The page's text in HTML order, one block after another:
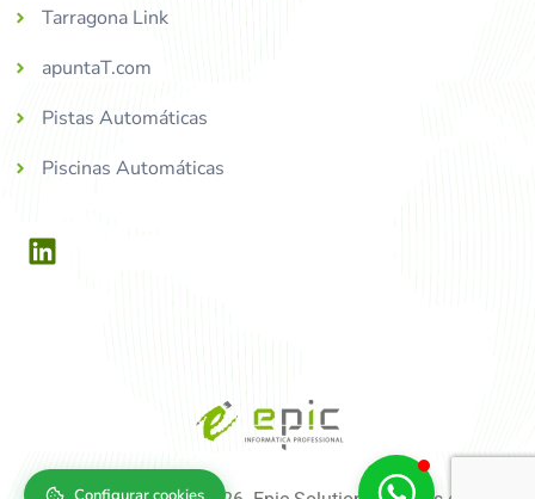
Tarragona Link
apuntaT.com
Pistas Automáticas
Piscinas Automáticas